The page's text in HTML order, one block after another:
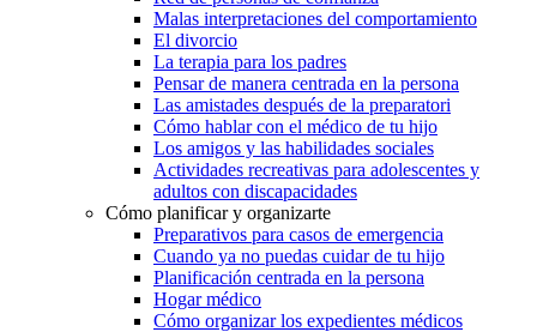
Malas interpretaciones del comportamiento
El divorcio
La terapia para los padres
Pensar de manera centrada en la persona
Las amistades después de la preparatori
Cómo hablar con el médico de tu hijo
Los amigos y las habilidades sociales
Actividades recreativas para adolescentes y
adultos con discapacidades
Cómo planificar y organizarte
Preparativos para casos de emergencia
Cuando ya no puedas cuidar de tu hijo
Planificación centrada en la persona
Hogar médico
Cómo organizar los expedientes médicos